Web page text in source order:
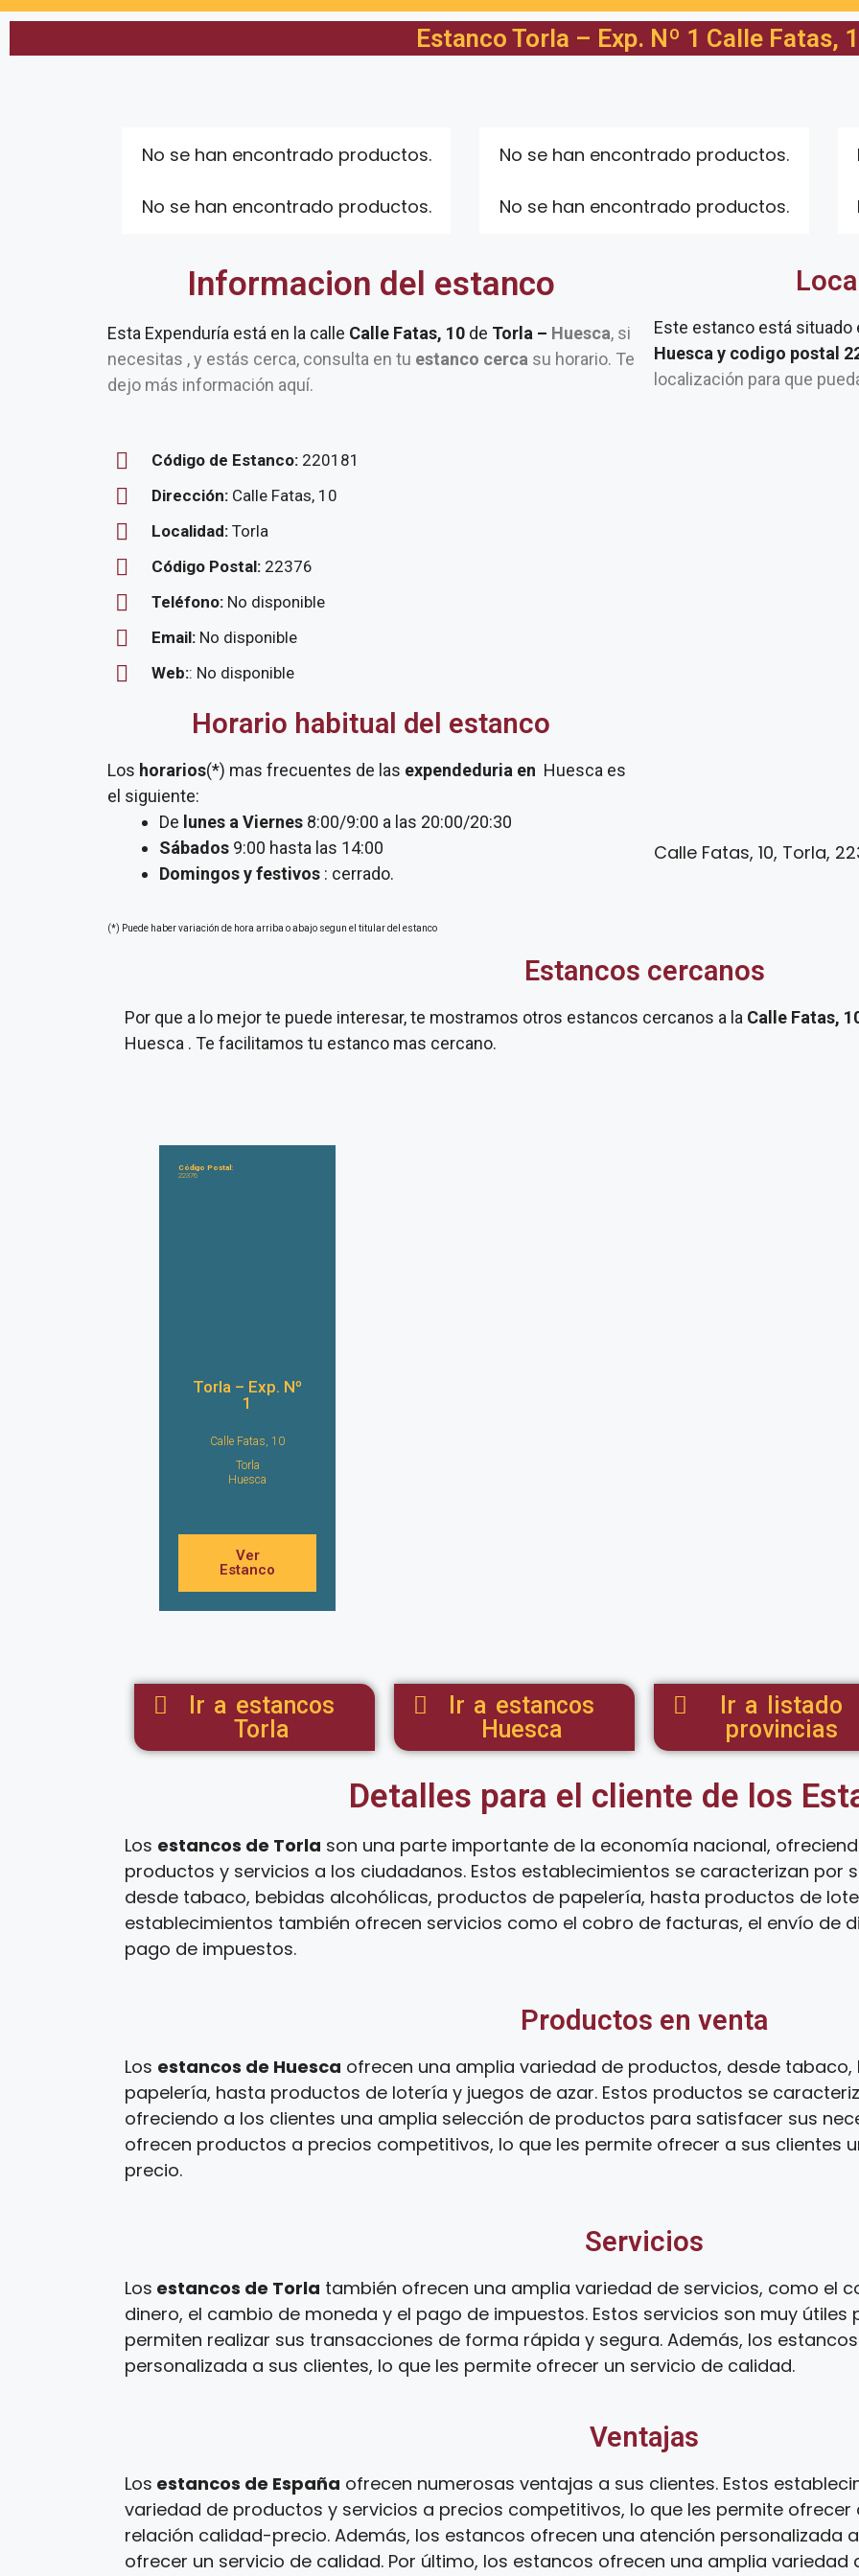
Estanco Torla – Exp. Nº 1 Calle Fatas,
No se han encontrado productos.
No se han encontrado productos.
No se han encontrado productos.
No se han encontrado productos.
Informacion del estanco
Esta Expenduría está en la calle Calle Fatas, 10 de Torla – Huesca, si
necesitas , y estás cerca, consulta en tu estanco cerca su horario. Te
dejo más información aquí.
Código de Estanco: 220181
Dirección: Calle Fatas, 10
Localidad: Torla
Código Postal: 22376
Teléfono: No disponible
Email: No disponible
Web:: No disponible
Horario habitual del estanco
Los horarios(*) mas frecuentes de las expendeduria en Huesca es
el siguiente:
De lunes a Viernes 8:00/9:00 a las 20:00/20:30
Sábados 9:00 hasta las 14:00
Domingos y festivos : cerrado.
(*) Puede haber variación de hora arriba o abajo segun el titular del estanco
Este estanco está situado
Huesca y codigo postal
localización para que
Calle Fatas, 10, Torla,
Estancos cercanos
Por que a lo mejor te puede interesar, te mostramos otros estancos cercanos a la Calle Fatas,
Huesca . Te facilitamos tu estanco mas cercano.
Código Postal:
22376
Torla – Exp. Nº
1
Calle Fatas, 10
Torla
Huesca
Ver
Estanco
Ir a estancos
Torla
Ir a estancos
Huesca
Ir a listado
provincias
Detalles para el cliente de los
Los estancos de Torla son una parte importante de la economía nacional,
productos y servicios a los ciudadanos. Estos establecimientos se caracterizan por
desde tabaco, bebidas alcohólicas, productos de papelería, hasta productos de
establecimientos también ofrecen servicios como el cobro de facturas, el envío de
pago de impuestos.
Productos en venta
Los estancos de Huesca ofrecen una amplia variedad de productos, desde
papelería, hasta productos de lotería y juegos de azar. Estos productos se
ofreciendo a los clientes una amplia selección de productos para satisfacer sus
ofrecen productos a precios competitivos, lo que les permite ofrecer a sus clientes
precio.
Servicios
Los estancos de Torla también ofrecen una amplia variedad de servicios, como el
dinero, el cambio de moneda y el pago de impuestos. Estos servicios son muy útiles
permiten realizar sus transacciones de forma rápida y segura. Además, los
personalizada a sus clientes, lo que les permite ofrecer un servicio de calidad.
Ventajas
Los estancos de España ofrecen numerosas ventajas a sus clientes. Estos
variedad de productos y servicios a precios competitivos, lo que les permite ofrecer
relación calidad-precio. Además, los estancos ofrecen una atención personalizada
ofrecer un servicio de calidad. Por último, los estancos ofrecen una amplia variedad